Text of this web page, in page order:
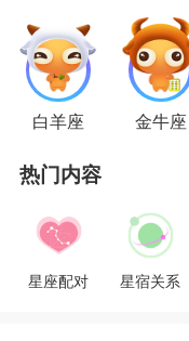
白羊座 金牛座
热门内容
星座配对 星宿关系